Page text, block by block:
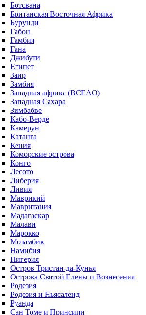
Ботсвана
Британская Восточная Африка
Бурунди
Габон
Гамбия
Гана
Джибути
Египет
Заир
Замбия
Западная африка (BCEAO)
Западная Сахара
Зимбабве
Кабо-Верде
Камерун
Катанга
Кения
Коморские острова
Конго
Лесото
Либерия
Ливия
Маврикий
Мавритания
Мадагаскар
Малави
Марокко
Мозамбик
Намибия
Нигерия
Остров Тристан-да-Кунья
Острова Святой Елены и Вознесения
Родезия
Родезия и Ньясаленд
Руанда
Сан Томе и Принсипи